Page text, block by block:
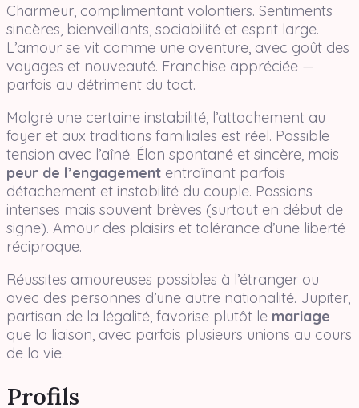
Charmeur, complimentant volontiers. Sentiments
sincères, bienveillants, sociabilité et esprit large.
L’amour se vit comme une aventure, avec goût des
voyages et nouveauté. Franchise appréciée —
parfois au détriment du tact.
Malgré une certaine instabilité, l’attachement au
foyer et aux traditions familiales est réel. Possible
tension avec l’aîné. Élan spontané et sincère, mais
peur de l’engagement entraînant parfois
détachement et instabilité du couple. Passions
intenses mais souvent brèves (surtout en début de
signe). Amour des plaisirs et tolérance d’une liberté
réciproque.
Réussites amoureuses possibles à l’étranger ou
avec des personnes d’une autre nationalité. Jupiter,
partisan de la légalité, favorise plutôt le mariage
que la liaison, avec parfois plusieurs unions au cours
de la vie.
Profils